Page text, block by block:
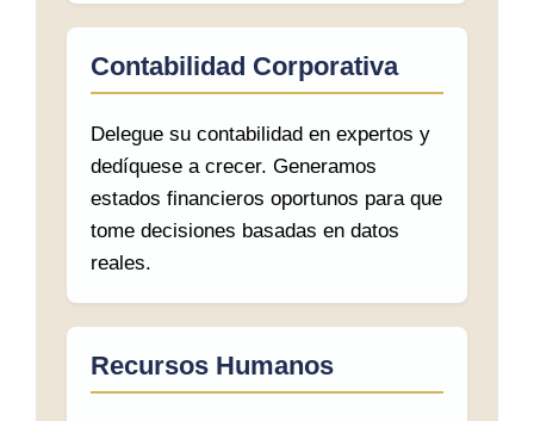
Contabilidad Corporativa
Delegue su contabilidad en expertos y
dedíquese a crecer. Generamos
estados financieros oportunos para que
tome decisiones basadas en datos
reales.
Recursos Humanos